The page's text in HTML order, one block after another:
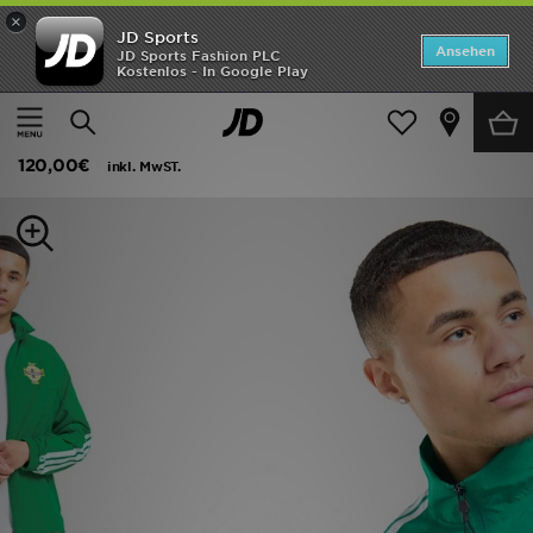
×
JD Sports
JD Sports Fashion PLC
Kostenlos - In Google Play
Ansehen
Startseite
Herren Herrenbekleidung Replica
adidas Northern Ireland 2026 Anthem Jacket
120,00€
inkl. MwST.
Startseite
ANGEBOTE
Herren
Damen
Kinder
Bestsellers
JD Exklusives